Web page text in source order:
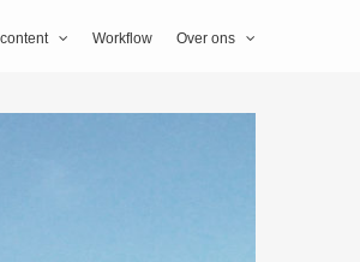
Workflow Over ons